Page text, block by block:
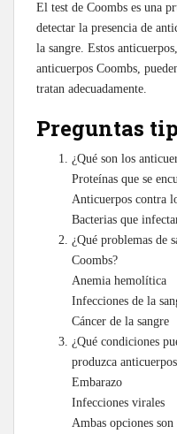
El test de Coombs es una
detectar la presencia de
la sangre. Estos
anticuerpos Coombs,
tratan adecuadamente.
Preguntas
¿Qué son los
Proteínas que se
Anticuerpos contra
Bacterias que
¿Qué problemas de
Coombs?
Anemia hemolítica
Infecciones de la
Cáncer de la sangre
¿Qué condiciones
produzca
Embarazo
Infecciones virales
Ambas opciones son